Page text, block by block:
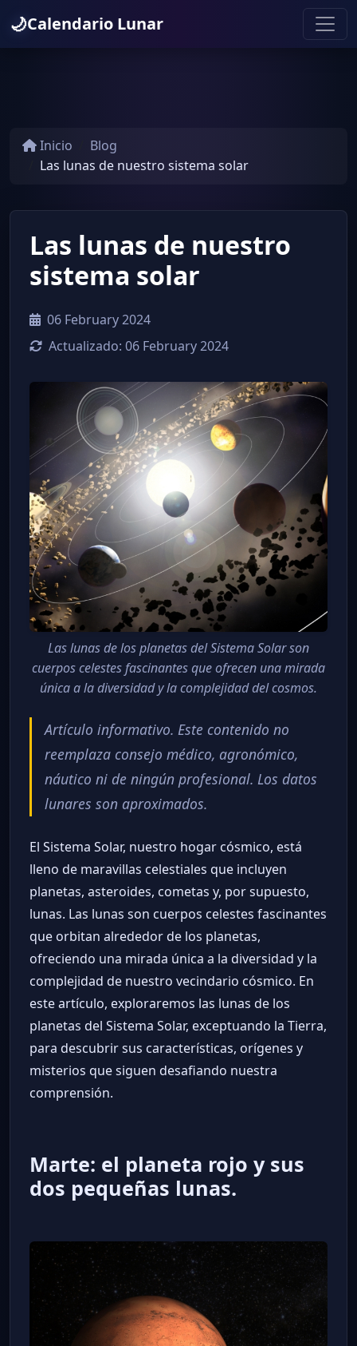
🌙Calendario Lunar
Inicio
Blog
Las lunas de nuestro sistema solar
Las lunas de nuestro
sistema solar
06 February 2024
Actualizado: 06 February 2024
Las lunas de los planetas del Sistema Solar son
cuerpos celestes fascinantes que ofrecen una mirada
única a la diversidad y la complejidad del cosmos.
Artículo informativo. Este contenido no
reemplaza consejo médico, agronómico,
náutico ni de ningún profesional. Los datos
lunares son aproximados.
El Sistema Solar, nuestro hogar cósmico, está
lleno de maravillas celestiales que incluyen
planetas, asteroides, cometas y, por supuesto,
lunas. Las lunas son cuerpos celestes fascinantes
que orbitan alrededor de los planetas,
ofreciendo una mirada única a la diversidad y la
complejidad de nuestro vecindario cósmico. En
este artículo, exploraremos las lunas de los
planetas del Sistema Solar, exceptuando la Tierra,
para descubrir sus características, orígenes y
misterios que siguen desafiando nuestra
comprensión.
Marte: el planeta rojo y sus
dos pequeñas lunas.